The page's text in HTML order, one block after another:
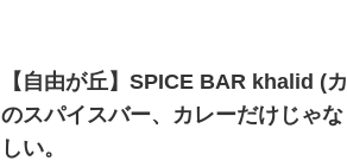
【自由が丘】SPICE BAR khalid (
のスパイスバー、カレーだけじゃ
しい。